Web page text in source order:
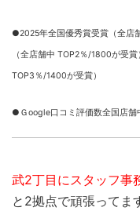
●2025年全国優秀賞受賞（全店
（全店舗中 TOP2％/1800が受
TOP3％/1400が受賞）
●Ｇoogle口コミ評価数全国店舗
武2丁目にスタッフ事
と2拠点で頑張ってま